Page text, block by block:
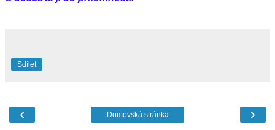
Sdílet
‹ ›
Domovská stránka